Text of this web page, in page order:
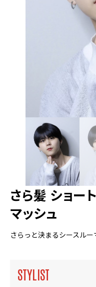
さら髪 ショー
マッシュ
さらっと決まるシースル
STYLIST